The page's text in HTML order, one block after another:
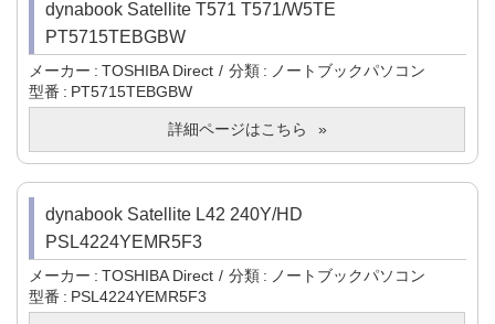
dynabook Satellite T571 T571/W5TE
PT5715TEBGBW
メーカー TOSHIBA Direct 分類
ノートブックパソコン
型番
PT5715TEBGBW
詳細ページはこちら
dynabook Satellite L42 240Y/HD
PSL4224YEMR5F3
メーカー TOSHIBA Direct 分類
ノートブックパソコン
型番
PSL4224YEMR5F3